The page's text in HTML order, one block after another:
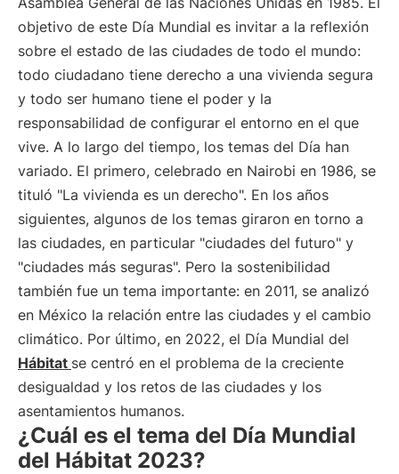
objetivo de este Día Mundial es invitar a la reflexión
sobre el estado de las ciudades de todo el mundo:
todo ciudadano tiene derecho a una vivienda segura
y todo ser humano tiene el poder y la
responsabilidad de configurar el entorno en el que
vive. A lo largo del tiempo, los temas del Día han
variado. El primero, celebrado en Nairobi en 1986, se
tituló "La vivienda es un derecho". En los años
siguientes, algunos de los temas giraron en torno a
las ciudades, en particular "ciudades del futuro" y
"ciudades más seguras". Pero la sostenibilidad
también fue un tema importante: en 2011, se analizó
en México la relación entre las ciudades y el cambio
climático. Por último, en 2022, el Día Mundial del
Hábitat se centró en el problema de la creciente
desigualdad y los retos de las ciudades y los
asentamientos humanos.
¿Cuál es el tema del Día Mundial
del Hábitat 2023?